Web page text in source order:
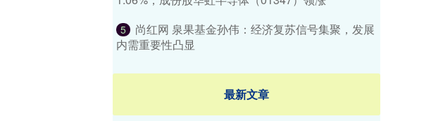
5
尚红网 泉果基金孙伟：经济复苏信号集聚，发展
内需重要性凸显
最新文章